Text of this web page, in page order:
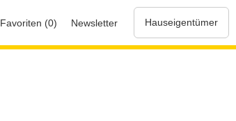
Favoriten (0) Newsletter Hauseigentümer